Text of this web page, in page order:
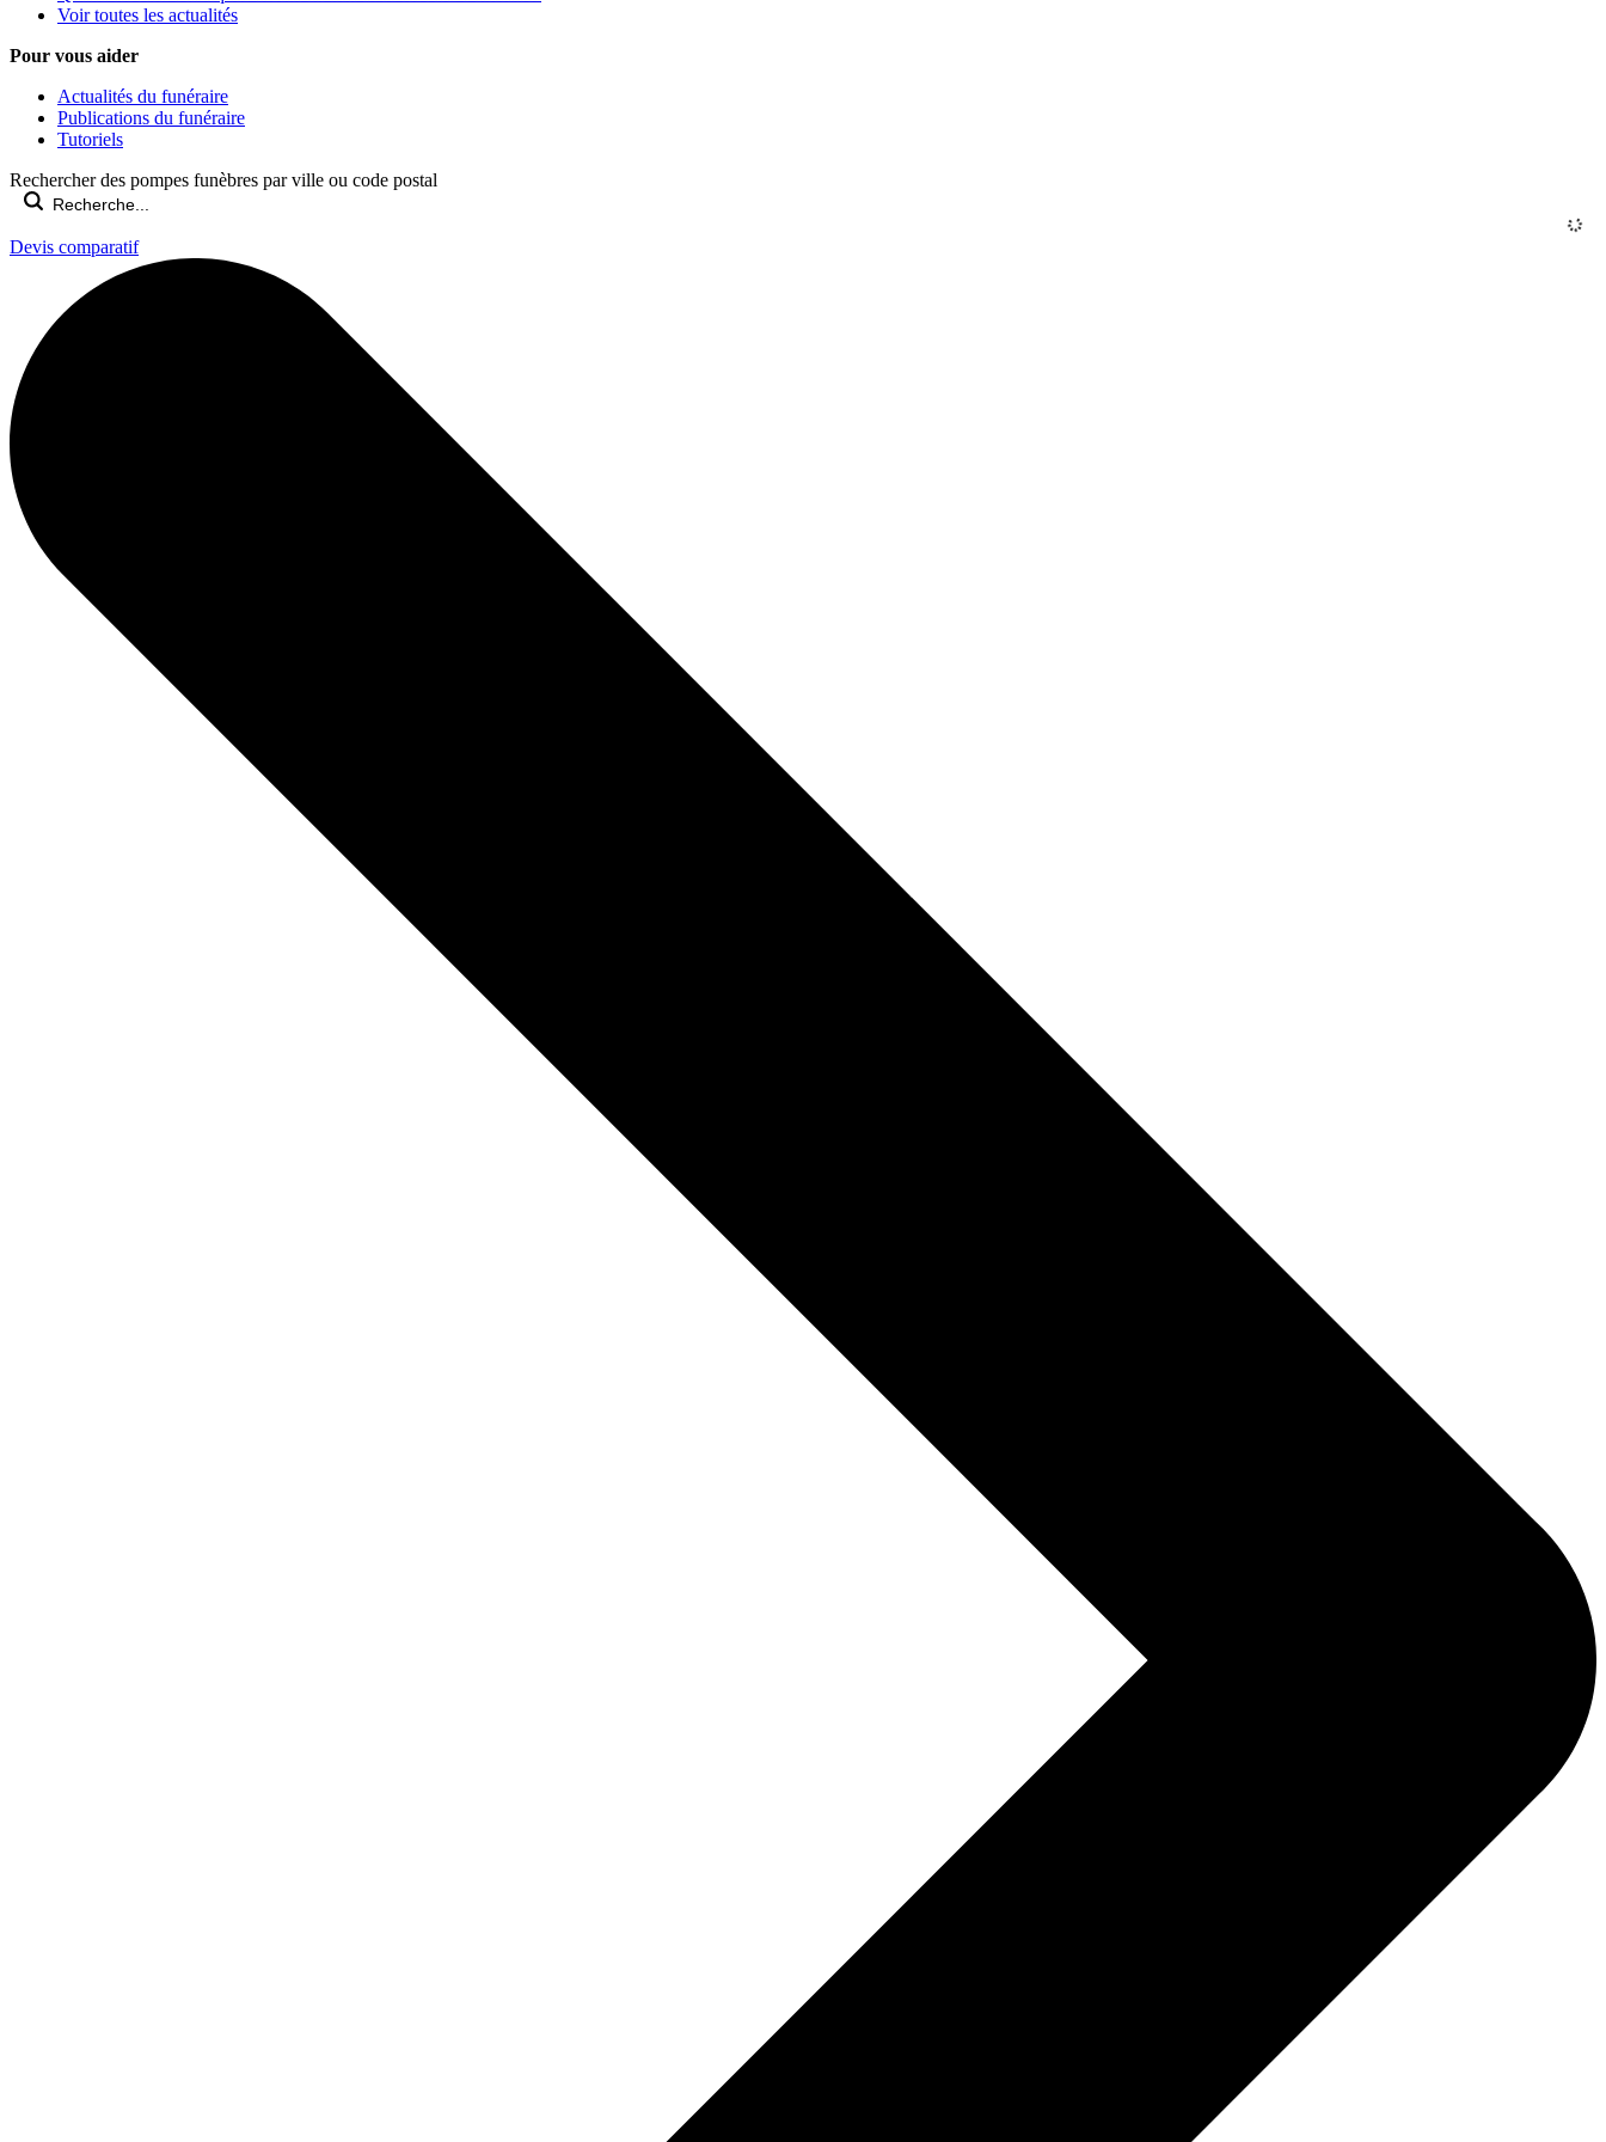
Voir toutes les actualités
Pour vous aider
Actualités du funéraire
Publications du funéraire
Tutoriels
Rechercher des pompes funèbres par ville ou code postal
Devis comparatif